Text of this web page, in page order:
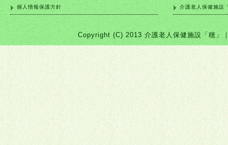
個人情報保護方針 介護老人保健施設
Copyright (C) 2013 介護老人保健施設「穂